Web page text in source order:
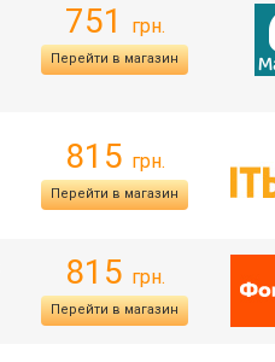
751 грн.
Перейти в магазин
815 грн.
Перейти в магазин
815 грн.
Перейти в магазин